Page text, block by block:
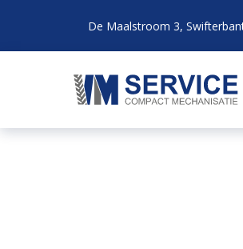
De Maalstroom 3,